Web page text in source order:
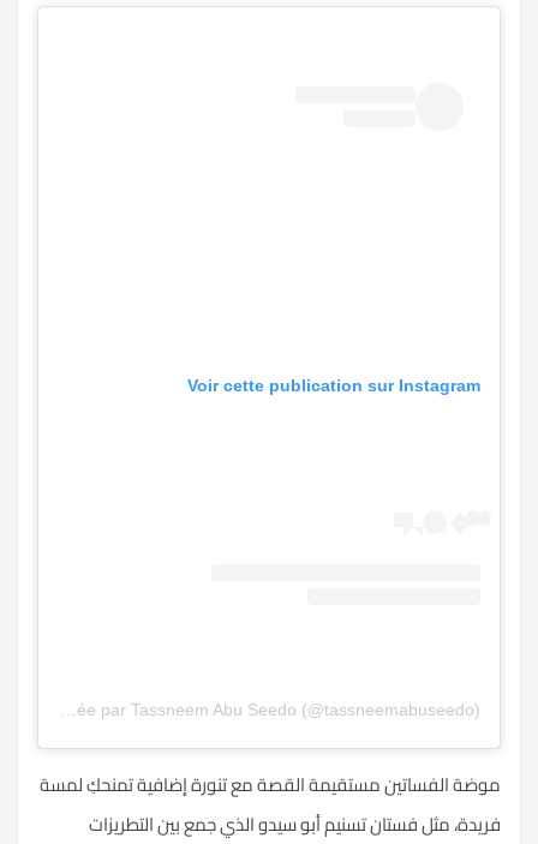
Voir cette publication sur Instagram
موضة الفساتين مستقيمة القصة مع تنورة إضافية تمنحكِ لمسة
فريدة، مثل فستان تسنيم أبو سيدو الذي جمع بين التطريزات